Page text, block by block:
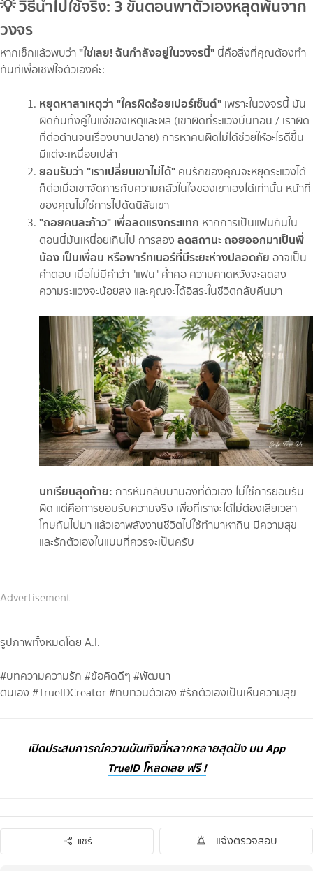
💡 วิธีนำไปใช้จริง: 3 ขั้นตอนพาตัวเองหลุดพ้นจาก
วงจร
หากเช็กแล้วพบว่า"ใช่เลย! ฉันกำลังอยู่ในวงจรนี้" นี่คือสิ่งที่คุณต้องทำ
ทันทีเพื่อเซฟใจตัวเองค่ะ:
หยุดหาสาเหตุว่า "ใครผิดร้อยเปอร์เซ็นต์" เพราะในวงจรนี้ มัน
ผิดกันทั้งคู่ในแง่ของเหตุและผล (เขาผิดที่ระแวงบั่นทอน / เราผิด
ที่ต่อต้านจนเรื่องบานปลาย) การหาคนผิดไม่ได้ช่วยให้อะไรดีขึ้น
มีแต่จะเหนื่อยเปล่า
ยอมรับว่า "เราเปลี่ยนเขาไม่ได้" คนรักของคุณจะหยุดระแวงได้
ก็ต่อเมื่อเขาจัดการกับความกลัวในใจของเขาเองได้เท่านั้น หน้าที่
ของคุณไม่ใช่การไปดัดนิสัยเขา
"ถอยคนละก้าว" เพื่อลดแรงกระแทก หากการเป็นแฟนกันใน
ตอนนี้มันเหนื่อยเกินไป การลอง ลดสถานะ ถอยออกมาเป็นพี่
น้อง เป็นเพื่อน หรือพาร์ทเนอร์ที่มีระยะห่างปลอดภัย อาจเป็น
คำตอบ เมื่อไม่มีคำว่า "แฟน" ค้ำคอ ความคาดหวังจะลดลง
ความระแวงจะน้อยลง และคุณจะได้อิสระในชีวิตกลับคืนมา
บทเรียนสุดท้าย: การหันกลับมามองที่ตัวเอง ไม่ใช่การยอมรับ
ผิด แต่คือการยอมรับความจริง เพื่อที่เราจะได้ไม่ต้องเสียเวลา
โทษกันไปมา แล้วเอาพลังงานชีวิตไปใช้ทำมาหากิน มีความสุข
และรักตัวเองในแบบที่ควรจะเป็นครับ
Advertisement
รูปภาพทั้งหมดโดย A.I.
#บทความความรัก #ข้อคิดดีๆ #พัฒนา
ตนเอง #TrueIDCreator #ทบทวนตัวเอง #รักตัวเองเป็นเห็นความสุข
เปิดประสบการณ์ความบันเทิงที่หลากหลายสุดปัง บน App
TrueID โหลดเลย ฟรี !
แชร์ แจ้งตรวจสอบ